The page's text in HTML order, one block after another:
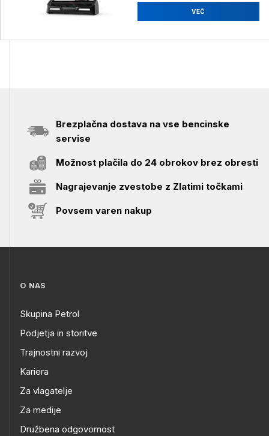
VEČ
Brezplačna dostava na vse bencinske
servise
Možnost plačila do 24 obrokov brez obresti
Nagrajevanje zvestobe z Zlatimi točkami
Povsem varen nakup
O NAS
Skupina Petrol
Podjetja in storitve
Trajnostni razvoj
Kariera
Za vlagatelje
Za medije
Družbena odgovornost